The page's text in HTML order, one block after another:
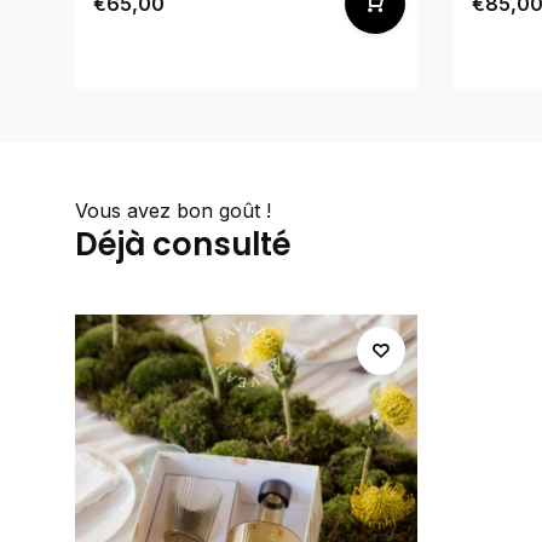
Vous avez bon goût !
Déjà consulté